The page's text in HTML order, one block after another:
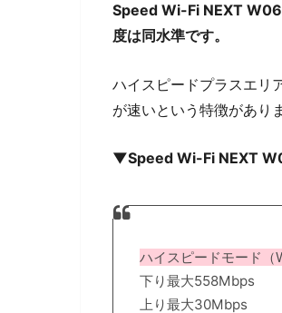
Speed Wi-Fi NEXT W06
度は同水準です。
ハイスピードプラスエリ
が速いという特徴があり
▼Speed Wi-Fi NEXT
ハイスピードモード（
下り最大558Mbps
上り最大30Mbps